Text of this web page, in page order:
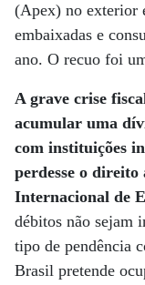
(Apex) no exterior
embaixadas e
ano. O recuo foi
A grave crise
acumular uma
com instituições
perdesse o direito
Internacional de
débitos não sejam
tipo de pendência
Brasil pretende